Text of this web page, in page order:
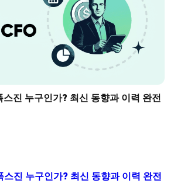
진 누구인가? 최신 동향과 이력 완전
진 누구인가? 최신 동향과 이력 완전